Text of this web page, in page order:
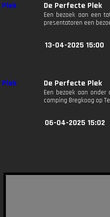
De Perfecte Plek
Een bezoek aan een
presentatoren een
13-04-2025 15:00
De Perfecte Plek
Een bezoek aan
camping Bregkoog op
06-04-2025 15:02